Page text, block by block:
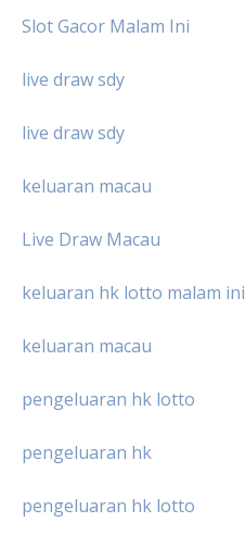
Slot Gacor Malam Ini
live draw sdy
live draw sdy
keluaran macau
Live Draw Macau
keluaran hk lotto malam ini
keluaran macau
pengeluaran hk lotto
pengeluaran hk
pengeluaran hk lotto